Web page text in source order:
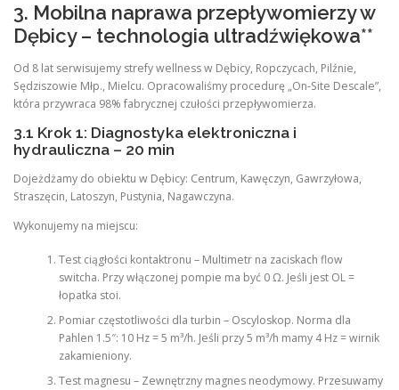
3. Mobilna naprawa przepływomierzy w
Dębicy – technologia ultradźwiękowa**
Od 8 lat serwisujemy strefy wellness w Dębicy, Ropczycach, Pilźnie,
Sędziszowie Młp., Mielcu. Opracowaliśmy procedurę „On-Site Descale”,
która przywraca 98% fabrycznej czułości przepływomierza.
3.1 Krok 1: Diagnostyka elektroniczna i
hydrauliczna – 20 min
Dojeżdżamy do obiektu w Dębicy: Centrum, Kawęczyn, Gawrzyłowa,
Straszęcin, Latoszyn, Pustynia, Nagawczyna.
Wykonujemy na miejscu:
Test ciągłości kontaktronu – Multimetr na zaciskach flow
switcha. Przy włączonej pompie ma być 0 Ω. Jeśli jest OL =
łopatka stoi.
Pomiar częstotliwości dla turbin – Oscyloskop. Norma dla
Pahlen 1.5″: 10 Hz = 5 m³/h. Jeśli przy 5 m³/h mamy 4 Hz = wirnik
zakamieniony.
Test magnesu – Zewnętrzny magnes neodymowy. Przesuwamy